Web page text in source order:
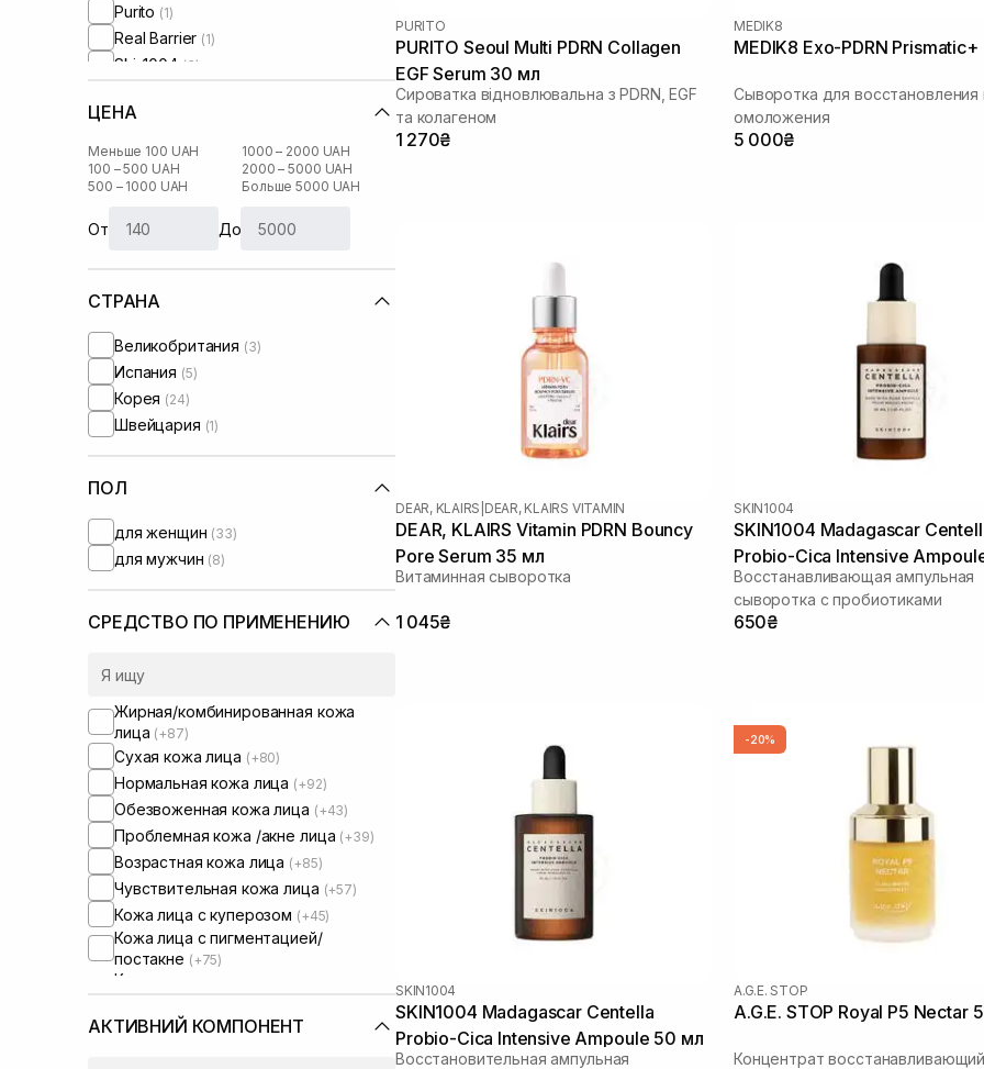
Purito (1)
Real Barrier (1)
Skin1004 (3)
Transparent-Lab
(2)
Usolab(1)
ЦЕНА
Меньше 100 UAH
100 – 500 UAH
500 – 1000 UAH
1000 – 2000 UAH
2000 – 5000 UAH
Больше 5000 UAH
От До
СТРАНА
Великобритания (3)
Испания (5)
Корея (24)
Швейцария (1)
ПОЛ
для женщин (33)
для мужчин (8)
СРЕДСТВО ПО ПРИМЕНЕНИЮ
Жирная/комбинированная кожа
лица (+87)
Сухая кожа лица (+80)
Нормальная кожа лица (+92)
Обезвоженная кожа лица (+43)
Проблемная кожа /акне лица (+39)
Возрастная кожа лица (+85)
Чувствительная кожа лица (+57)
Кожа лица с куперозом (+45)
Кожа лица с пигментацией/
постакне (+75)
Кожа лица с расширенными порами
Кожа лица с нарушенным
АКТИВНИЙ КОМПОНЕНТ
PURITO
PURITO Seoul Multi PDRN Collagen
EGF Serum 30 мл
Сироватка відновлювальна з PDRN, EGF
та колагеном
1 270₴
MEDIK8
MEDIK8 Exo-PDRN
Сыворотка для восстановления
омоложения
5 000₴
DEAR, KLAIRS DEAR, KLAIRS VITAMIN
DEAR, KLAIRS Vitamin PDRN Bouncy
Pore Serum 35 мл
Витаминная сыворотка
1 045₴
SKIN1004
SKIN1004 Madagascar
Probio-Cica Intensive
Восстанавливающая ампульная
сыворотка с пробиотиками
650₴
SKIN1004
SKIN1004 Madagascar Centella
Probio-Cica Intensive Ampoule 50 мл
Восстановительная ампульная
-20%
A.G.E. STOP
A.G.E. STOP Royal P5 Nectar
Концентрат